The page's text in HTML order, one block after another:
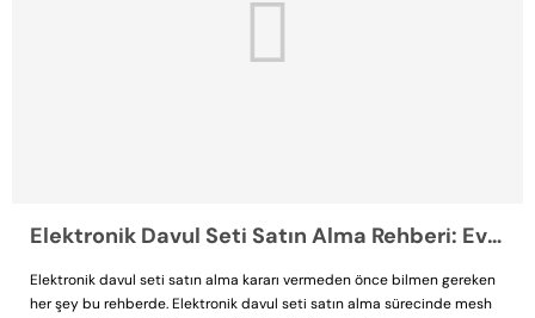
Elektronik Davul Seti Satın Alma Rehberi: Evde Davul Çalmak Artık Mümkün
Elektronik davul seti satın alma kararı vermeden önce bilmen gereken
her şey bu rehberde. Elektronik davul seti satın alma sürecinde mesh